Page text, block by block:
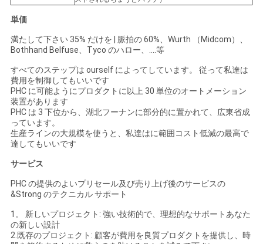
単価
満たして下さい 35% だけを | 脈拍の 60%、Wurth （Midcom）、
Bothhand Belfuse、Tyco のハロー、….等
すべてのステップは ourself によってしています。 従って私達は
費用を制御してもいいです
PHC に可能ようにプロダクトに以上 30 単位のオートメーション
装置があります
PHC は 3 下位から、湖北フーナンに部分的に置かれて、広東省成
っています。
生産ラインの大規模を使うと、私達はに範囲コスト低減の最高で
達してもいいです
サービス
PHC の提供のよいプリセール及び売り上げ後のサービスの
&Strong のテクニカル サポート
1。 新しいプロジェクト: 強い技術的で、理想的なサポートあなた
の新しい設計
2.既存のプロジェクト: 顧客が費用を良質プロダクトを提供し、時